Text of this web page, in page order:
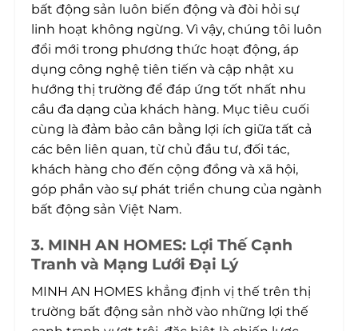
bất động sản luôn biến động và đòi hỏi sự
linh hoạt không ngừng. Vì vậy, chúng tôi luôn
đổi mới trong phương thức hoạt động, áp
dụng công nghệ tiên tiến và cập nhật xu
hướng thị trường để đáp ứng tốt nhất nhu
cầu đa dạng của khách hàng. Mục tiêu cuối
cùng là đảm bảo cân bằng lợi ích giữa tất cả
các bên liên quan, từ chủ đầu tư, đối tác,
khách hàng cho đến cộng đồng và xã hội,
góp phần vào sự phát triển chung của ngành
bất động sản Việt Nam.
3. MINH AN HOMES: Lợi Thế Cạnh
Tranh và Mạng Lưới Đại Lý
MINH AN HOMES khẳng định vị thế trên thị
trường bất động sản nhờ vào những lợi thế